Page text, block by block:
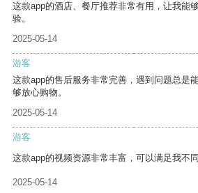
这款app的酒店、餐厅推荐非常有用，让我能
验。
2025-05-14
游客
这款app的售后服务非常完善，遇到问题总是
够放心购物。
2025-05-14
游客
这款app的视频资源非常丰富，可以满足我不
2025-05-14